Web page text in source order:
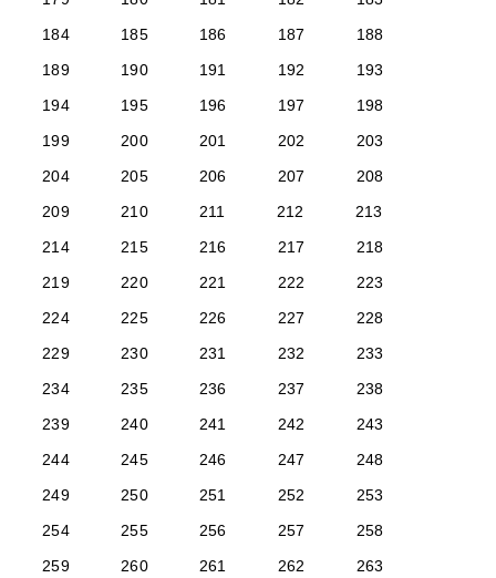
184
185 186 187
188
189
190 191 192
193
194
195 196 197
198
199
200 201 202
203
204
205 206 207
208
209
210 211 212
213
214
215 216 217
218
219
220 221 222
223
224
225 226 227
228
229
230 231 232
233
234
235 236 237
238
239
240 241 242
243
244
245 246 247
248
249
250 251 252
253
254
255 256 257
258
259
260 261 262
263